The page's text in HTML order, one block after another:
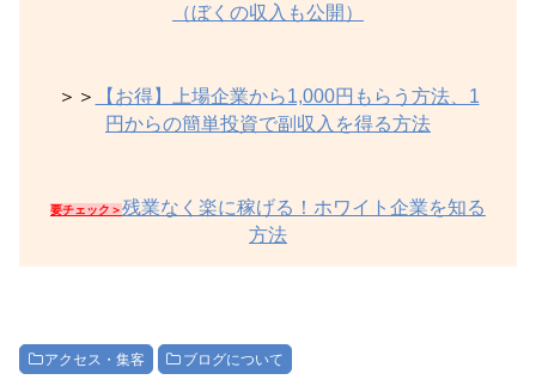
（ぼくの収入も公開）
＞＞
【お得】上場企業から1,000円もらう方法、1
円からの簡単投資で副収入を得る方法
要チェック＞残業なく楽に稼げる！ホワイト企業を知る
方法
アクセス・集客 ブログについて